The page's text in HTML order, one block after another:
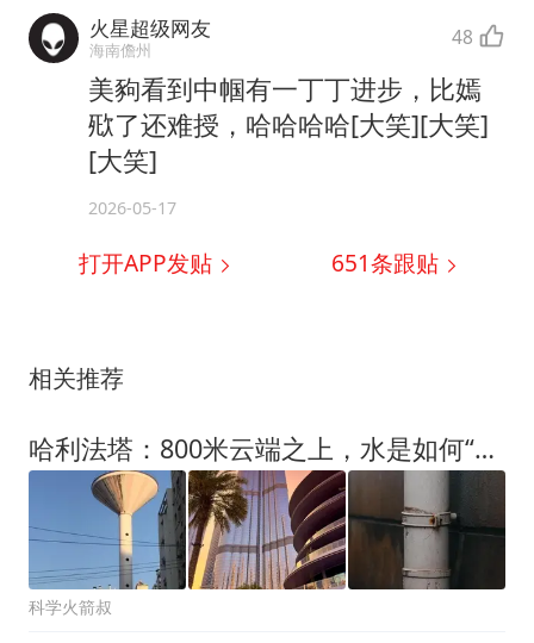
火星超级网友
海南儋州 48
美豞看到中帼有一丁丁进步，比嫣
㰷了还难授，哈哈哈哈[大笑][大笑]
[大笑]
2026-05-17
打开APP发贴 651条跟贴
相关推荐
哈利法塔：800米云端之上，水是如何“爬”上去又“降”下来的？
科学火箭叔